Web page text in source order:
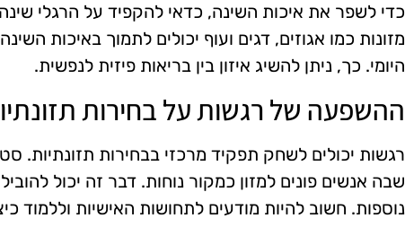
כדי לשפר את איכות השינה, כדאי להקפיד על הרגלי
מזונות כמו אגוזים, דגים ועוף יכולים לתמוך באיכות
היומי. כך, ניתן להשיג איזון בין בריאות פיזית לנפשית.
ההשפעה של רגשות על בחירות
רגשות יכולים לשחק תפקיד מרכזי בבחירות תזונתיות.
שבה אנשים פונים למזון כמקור נוחות. דבר זה יכול
נוספות. חשוב להיות מודעים לתחושות האישיות וללמוד